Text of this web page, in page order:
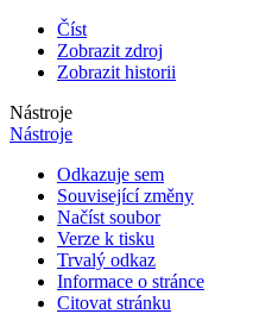
Číst
Zobrazit zdroj
Zobrazit historii
Nástroje
Nástroje
Odkazuje sem
Související změny
Načíst soubor
Verze k tisku
Trvalý odkaz
Informace o stránce
Citovat stránku